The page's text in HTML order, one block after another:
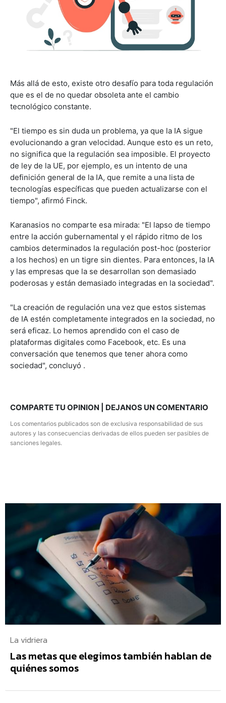
Más allá de esto, existe otro desafío para toda regulación
que es el de no quedar obsoleta ante el cambio
tecnológico constante.
"El tiempo es sin duda un problema, ya que la IA sigue
evolucionando a gran velocidad. Aunque esto es un reto,
no significa que la regulación sea imposible. El proyecto
de ley de la UE, por ejemplo, es un intento de una
definición general de la IA, que remite a una lista de
tecnologías específicas que pueden actualizarse con el
tiempo", afirmó Finck.
Karanasios no comparte esa mirada: "El lapso de tiempo
entre la acción gubernamental y el rápido ritmo de los
cambios determinados la regulación post-hoc (posterior
a los hechos) en un tigre sin dientes. Para entonces, la IA
y las empresas que la se desarrollan son demasiado
poderosas y están demasiado integradas en la sociedad".
"La creación de regulación una vez que estos sistemas
de IA estén completamente integrados en la sociedad, no
será eficaz. Lo hemos aprendido con el caso de
plataformas digitales como Facebook, etc. Es una
conversación que tenemos que tener ahora como
sociedad", concluyó .
COMPARTE TU OPINION | DEJANOS UN COMENTARIO
Los comentarios publicados son de exclusiva responsabilidad de sus
autores y las consecuencias derivadas de ellos pueden ser pasibles de
sanciones legales.
La vidriera
Las metas que elegimos también hablan de
quiénes somos